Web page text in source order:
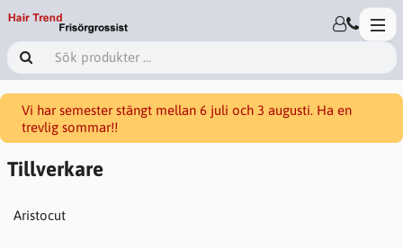
Vi har semester stängt mellan 6 juli och 3 augusti. Ha en
trevlig sommar!!
Tillverkare
Aristocut